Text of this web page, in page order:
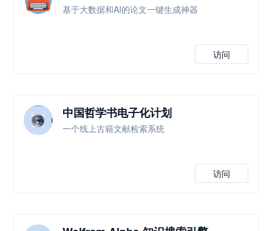
基于大数据和AI的论文一键生成神器
访问
中国哲学书电子化计划
一个线上古籍文献检索系统
访问